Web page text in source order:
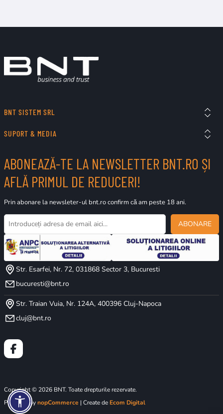
BNT SISTEM SRL
SUPORT & MEDIA
ABONEAZĂ-TE LA NEWSLETTER BNT.RO ȘI
AFLĂ PRIMUL DE REDUCERI!
Prin abonare la newsleter-ul bnt.ro confirm că am peste 18 ani.
ABONARE
Str. Esarfei, Nr. 72, 031868 Sector 3, Bucuresti
bucuresti@bnt.ro
Str. Traian Vuia, Nr. 124A, 400396 Cluj-Napoca
cluj@bnt.ro
Copyright © 2026 BNT. Toate drepturile rezervate.
Powered bynopCommerce | Create de Ecom Digital